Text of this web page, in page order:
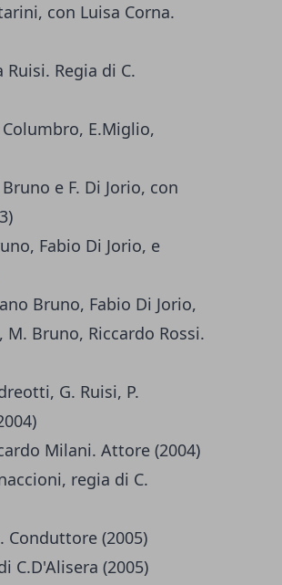
con Luisa Corna.
Regia di C.
E.Miglio,
e F. Di Jorio, con
Fabio Di Jorio, e
Bruno, Fabio Di Jorio,
Bruno, Riccardo Rossi.
G. Ruisi, P.
Milani. Attore (2004)
regia di C.
Conduttore (2005)
C.D'Alisera (2005)